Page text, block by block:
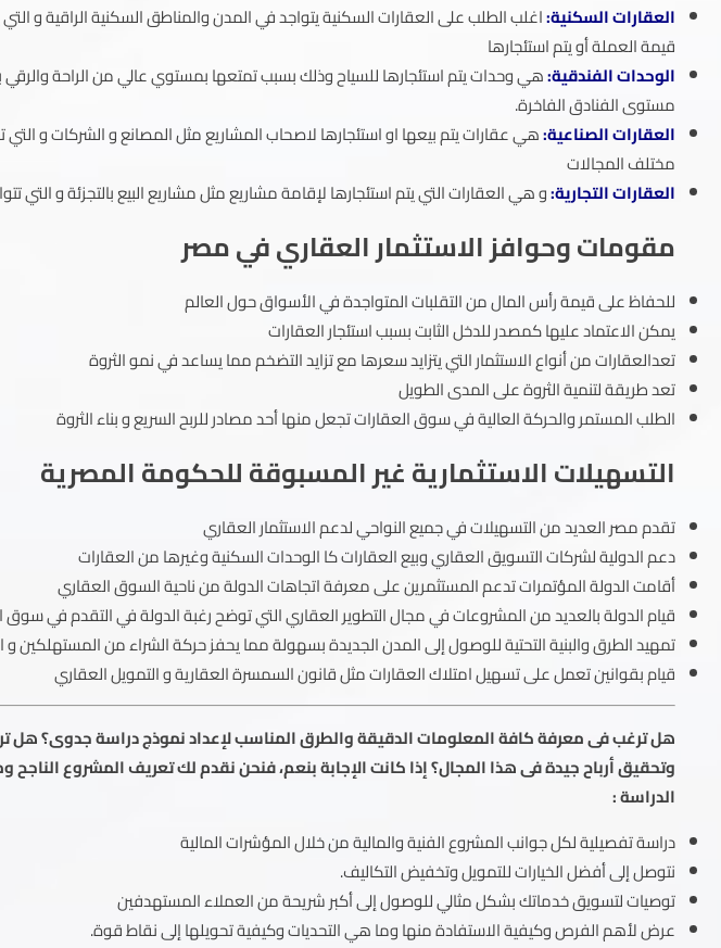
العقارات السكنية:اغلب الطلب على العقارات السكنية يتواجد في المدن والمناطق السكنية الراقية و
قيمة العملة أو يتم استئجارها
الوحدات الفندقية:هي وحدات يتم استئجارها للسياح وذلك بسبب تمتعها بمستوي عالي من الراحة
مستوى الفنادق الفاخرة.
العقارات الصناعية:هي عقارات يتم بيعها او استئجارها لاصحاب المشاريع مثل المصانع و الشركات و
مختلف المجالات
العقارات التجارية:و هي العقارات التي يتم استئجارها لإقامة مشاريع مثل مشاريع البيع بالتجزئة و التي
مقومات وحوافز الاستثمار العقاري في مصر
للحفاظ على قيمة رأس المال من التقلبات المتواجدة في الأسواق حول العالم
يمكن الاعتماد عليها كمصدر للدخل الثابت بسبب استئجار العقارات
تعدالعقارات من أنواع الاستثمار التي يتزايد سعرها مع تزايد التضخم مما يساعد في نمو الثروة
تعد طريقة لتنمية الثروة على المدى الطويل
الطلب المستمر والحركة العالية في سوق العقارات تجعل منها أحد مصادر للربح السريع و بناء الثروة
التسهيلات الاستثمارية غير المسبوقة للحكومة المصرية
تقدم مصر العديد من التسهيلات في جميع النواحي لدعم الاستثمار العقاري
دعم الدولية لشركات التسويق العقاري وبيع العقارات كا الوحدات السكنية وغيرها من العقارات
أقامت الدولة المؤتمرات تدعم المستثمرين على معرفة اتجاهات الدولة من ناحية السوق العقاري
قيام الدولة بالعديد من المشروعات في مجال التطوير العقاري التي توضح رغبة الدولة في التقدم في سوق
تمهيد الطرق والبنية التحتية للوصول إلى المدن الجديدة بسهولة مما يحفز حركة الشراء من المستهلكين
قيام بقوانين تعمل على تسهيل امتلاك العقارات مثل قانون السمسرة العقارية و التمويل العقاري
هل ترغب فى معرفة كافة المعلومات الدقيقة والطرق المناسب لإعداد نموذج دراسة جدوى؟ هل
وتحقيق أرباح جيدة فى هذا المجال؟ إذا كانت الإجابة بنعم، فنحن نقدم لك تعريف المشروع
الدراسة :
دراسة تفصيلية لكل جوانب المشروع الفنية والمالية من خلال المؤشرات المالية
نتوصل إلى أفضل الخيارات للتمويل وتخفيض التكاليف.
توصيات لتسويق خدماتك بشكل مثالي للوصول إلى أكبر شريحة من العملاء المستهدفين
عرض لأهم الفرص وكيفية الاستفادة منها وما هي التحديات وكيفية تحويلها إلى نقاط قوة.